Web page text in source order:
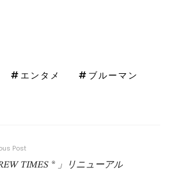
エンタメ ブルーマン
Post
TIMES ® 」リニューアル